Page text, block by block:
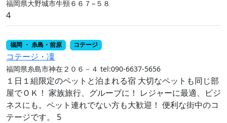
福岡県大野城市牛頸６６７−５８
4
福岡 ・ 糸島・前原 コテージ
コテージ・凜
福岡県糸島市神在２０６－４ tel:090-6637-5656
１日１組限定のペットと泊まれる宿 大切なペットも同じ部
屋でＯＫ！ 家族旅行、グルーブに！ レジャーに最適、ビジ
ネスにも。ペット連れでない方も大歓迎！ 便利な街中のコ
テージです。 5